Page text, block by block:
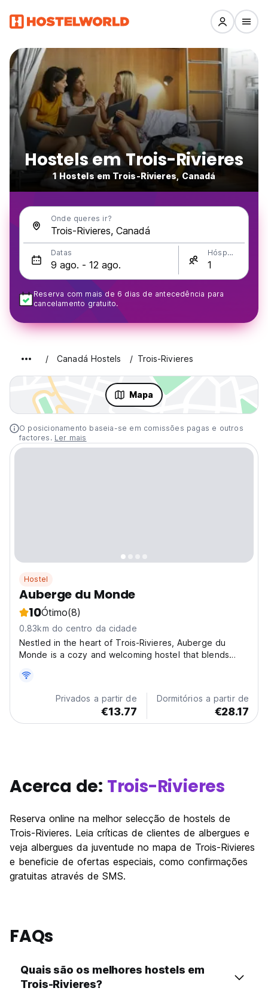
Hostels em Trois-Rivieres
1 Hostels em Trois-Rivieres, Canadá
Onde queres ir?
Datas Hóspedes
Reserva com mais de 6 dias de antecedência para
cancelamento gratuito.
Canadá Hostels Trois-Rivieres
Mapa
O posicionamento baseia-se em comissões pagas e outros
factores. Ler mais
Hostel
Auberge du Monde
10Ótimo(8)
0.83km do centro da cidade
Nestled in the heart of Trois-Rivieres, Auberge du
Monde is a cozy and welcoming hostel that blends
explorers, it’s just 13 km from the lush greens of Club
de Golf Godefroy and 24 km from the fascinating
Privados a partir de
€13.77
Dormitórios a partir de
€28.17
Acerca de: Trois-Rivieres
Reserva online na melhor selecção de hostels de
Trois-Rivieres. Leia críticas de clientes de albergues e
veja albergues da juventude no mapa de Trois-Rivieres
e beneficie de ofertas especiais, como confirmações
gratuitas através de SMS.
FAQs
Quais são os melhores hostels em
Trois-Rivieres?